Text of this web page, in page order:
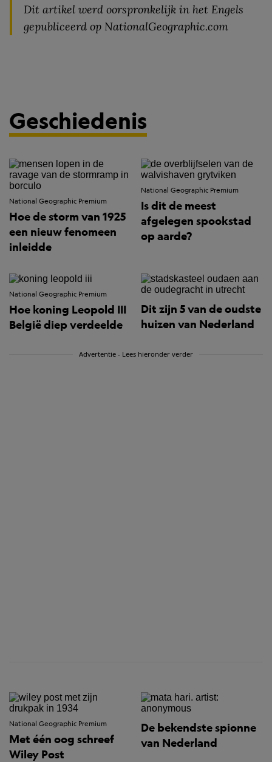
Dit artikel werd oorspronkelijk in het Engels
gepubliceerd op NationalGeographic.com
Geschiedenis
National Geographic Premium
Hoe de storm van 1925
een nieuw fenomeen
inleidde
National Geographic Premium
Is dit de meest
afgelegen spookstad
op aarde?
National Geographic Premium
Hoe koning Leopold III
België diep verdeelde
Dit zijn 5 van de oudste
huizen van Nederland
Advertentie - Lees hieronder verder
National Geographic Premium
Met één oog schreef
Wiley Post
De bekendste spionne
van Nederland